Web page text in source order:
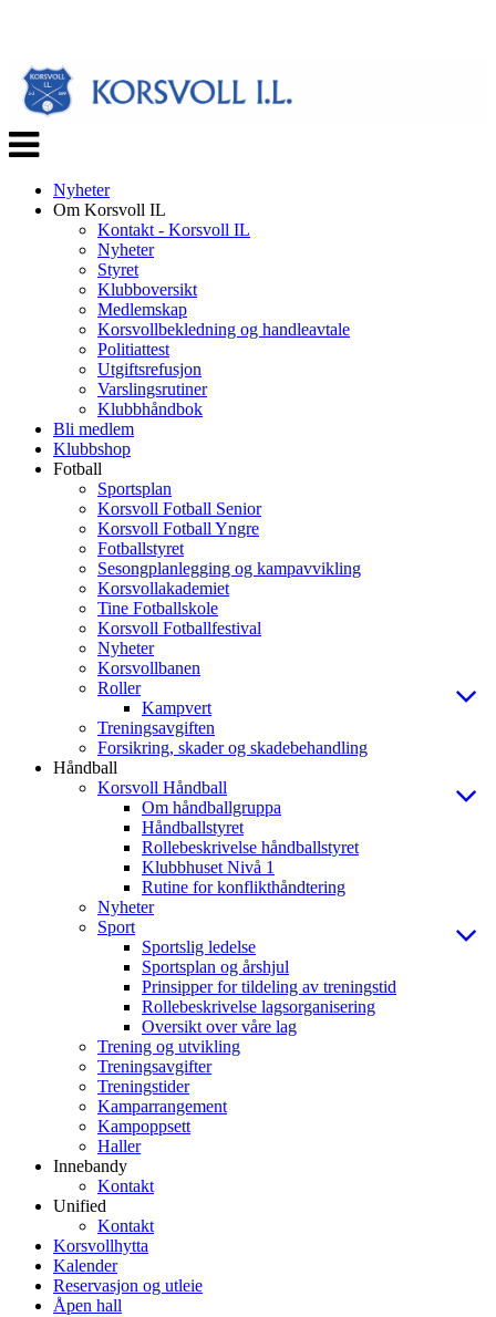
Veksle
navigasjon
Nyheter
Om Korsvoll IL
Kontakt - Korsvoll IL
Nyheter
Styret
Klubboversikt
Medlemskap
Korsvollbekledning og handleavtale
Politiattest
Utgiftsrefusjon
Varslingsrutiner
Klubbhåndbok
Bli medlem
Klubbshop
Fotball
Sportsplan
Korsvoll Fotball Senior
Korsvoll Fotball Yngre
Fotballstyret
Sesongplanlegging og kampavvikling
Korsvollakademiet
Tine Fotballskole
Korsvoll Fotballfestival
Nyheter
Korsvollbanen
Roller
Kampvert
Treningsavgiften
Forsikring, skader og skadebehandling
Håndball
Korsvoll Håndball
Om håndballgruppa
Håndballstyret
Rollebeskrivelse håndballstyret
Klubbhuset Nivå 1
Rutine for konflikthåndtering
Nyheter
Sport
Sportslig ledelse
Sportsplan og årshjul
Prinsipper for tildeling av treningstid
Rollebeskrivelse lagsorganisering
Oversikt over våre lag
Trening og utvikling
Treningsavgifter
Treningstider
Kamparrangement
Kampoppsett
Haller
Innebandy
Kontakt
Unified
Kontakt
Korsvollhytta
Kalender
Reservasjon og utleie
Åpen hall